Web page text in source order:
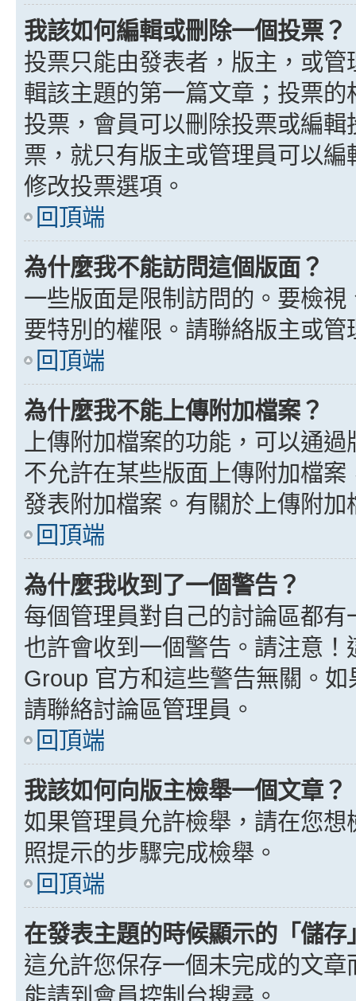
我該如何編輯或刪除一個投票？
投票只能由發表者，版主，或
輯該主題的第一篇文章；投票
投票，會員可以刪除投票或編
票，就只有版主或管理員可以
修改投票選項。
回頂端
為什麼我不能訪問這個版面？
一些版面是限制訪問的。要檢
要特別的權限。請聯絡版主或管
回頂端
為什麼我不能上傳附加檔案？
上傳附加檔案的功能，可以通
不允許在某些版面上傳附加檔
發表附加檔案。有關於上傳附
回頂端
為什麼我收到了一個警告？
每個管理員對自己的討論區都
也許會收到一個警告。請注意
Group 官方和這些警告無關。
請聯絡討論區管理員。
回頂端
我該如何向版主檢舉一個文章？
如果管理員允許檢舉，請在您
照提示的步驟完成檢舉。
回頂端
在發表主題的時候顯示的「儲
這允許您保存一個未完成的文
能請到會員控制台搜尋。